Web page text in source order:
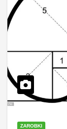
ZAROBKI